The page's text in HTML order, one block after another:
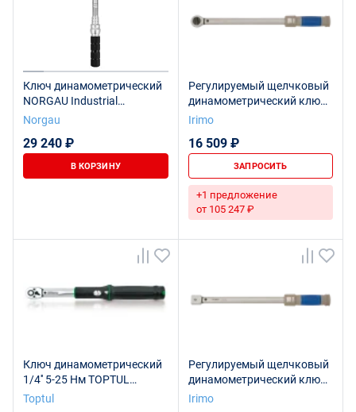
Ключ динамометрический
NORGAU Industrial
предельный с хвостовиком
Norgau
29 240 ₽
В КОРЗИНУ
Регулируемый щелчковый
динамометрический ключ
с фиксированной
3/4", 65 - 335 Нм
Irimo
16 509 ₽
ЗАПРОСИТЬ
+1 предложение
от 105 247 ₽
Ключ динамометрический
1/4'' 5-25 Нм TOPTUL
ANAM0803
Toptul
Регулируемый щелчковый
динамометрический ключ
9 x 12 со сменными
Irimo